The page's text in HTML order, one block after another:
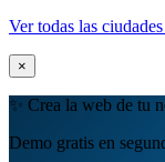
Ver todas las
×
✨ Crea la web de tu
Demo gratis en